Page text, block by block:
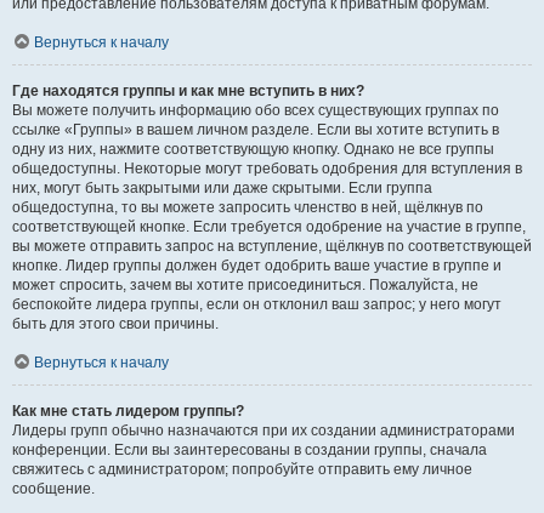
или предоставление пользователям доступа к приватным форумам.
Вернуться к началу
Где находятся группы и как мне вступить в них?
Вы можете получить информацию обо всех существующих группах по
ссылке «Группы» в вашем личном разделе. Если вы хотите вступить в
одну из них, нажмите соответствующую кнопку. Однако не все группы
общедоступны. Некоторые могут требовать одобрения для вступления в
них, могут быть закрытыми или даже скрытыми. Если группа
общедоступна, то вы можете запросить членство в ней, щёлкнув по
соответствующей кнопке. Если требуется одобрение на участие в группе,
вы можете отправить запрос на вступление, щёлкнув по соответствующей
кнопке. Лидер группы должен будет одобрить ваше участие в группе и
может спросить, зачем вы хотите присоединиться. Пожалуйста, не
беспокойте лидера группы, если он отклонил ваш запрос; у него могут
быть для этого свои причины.
Вернуться к началу
Как мне стать лидером группы?
Лидеры групп обычно назначаются при их создании администраторами
конференции. Если вы заинтересованы в создании группы, сначала
свяжитесь с администратором; попробуйте отправить ему личное
сообщение.